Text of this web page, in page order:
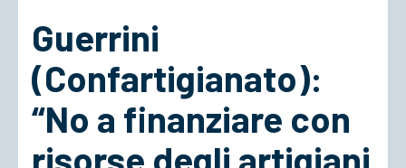
Cosa Facciamo
Guerrini
(Confartigianato):
“No a finanziare con
risorse degli artigiani